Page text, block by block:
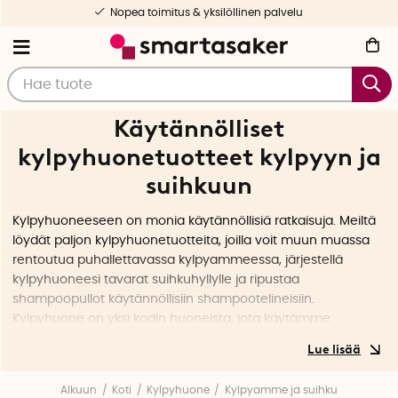
Nopea toimitus & yksilöllinen palvelu
Käytännölliset
kylpyhuonetuotteet kylpyyn ja
suihkuun
Kylpyhuoneeseen on monia käytännöllisiä ratkaisuja. Meiltä
löydät paljon kylpyhuonetuotteita, joilla voit muun muassa
rentoutua puhallettavassa kylpyammeessa, järjestellä
kylpyhuoneesi tavarat suihkuhyllylle ja ripustaa
shampoopullot käytännöllisiin shampootelineisiin.
Kylpyhuone on yksi kodin huoneista, jota käytämme
avulla voit tehdä kylpyhuoneesta rentouttavan keitaan
Alkuun Koti Kylpyhuone Kylpyamme ja suihku